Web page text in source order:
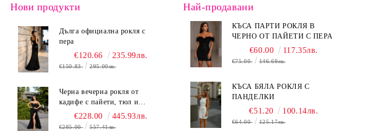
Нови продукти
Дълга официална рокля с
пера
€120.66 235.99лв.
€150.83 295.00лв.
Черна вечерна рокля от
кадифе с пайети, тюл и
ефектна цепка
€228.00 445.93лв.
€285.00 557.41лв.
Най-продавани
КЪСА ПАРТИ РОКЛЯ В
ЧЕРНО ОТ ПАЙЕТИ С ПЕРА
€60.00 117.35лв.
€75.00 146.69лв.
КЪСА БЯЛА РОКЛЯ С
ПАНДЕЛКИ
€51.20 100.14лв.
€64.00 125.17лв.